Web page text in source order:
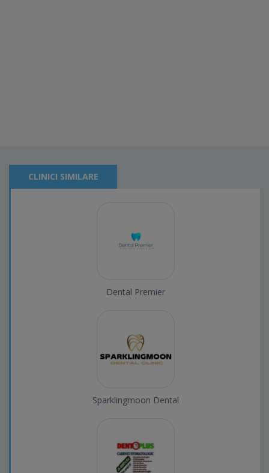
CLINICI SIMILARE
Dental Premier
Sparklingmoon Dental